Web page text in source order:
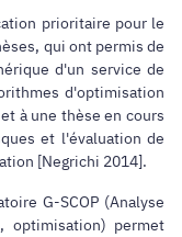
prioritaire pour le
qui ont permis de
d'un service de
d'optimisation
à une thèse en cours
et l'évaluation de
[Negrichi 2014].
G-SCOP (Analyse
optimisation) permet